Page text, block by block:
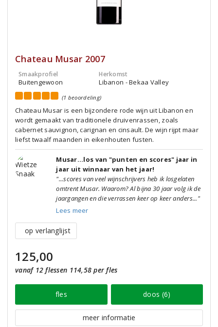
Chateau Musar 2007
Smaakprofiel
Buitengewoon
Herkomst
Libanon - Bekaa Valley
(1 beoordeling)
Chateau Musar is een bijzondere rode wijn uit Libanon en
wordt gemaakt van traditionele druivenrassen, zoals
cabernet sauvignon, carignan en cinsault. De wijn rijpt maar
liefst twaalf maanden in eikenhouten fusten.
Musar...los van "punten en scores" jaar in
jaar uit winnaar van het jaar!
"...scores van veel wijnschrijvers heb ik losgelaten
omtrent Musar. Waarom? Al bijna 30 jaar volg ik de
jaargangen en die verrassen keer op keer anders..."
Lees meer
op verlanglijst
125,00
vanaf 12 flessen 114,58 per fles
fles doos (6)
meer informatie